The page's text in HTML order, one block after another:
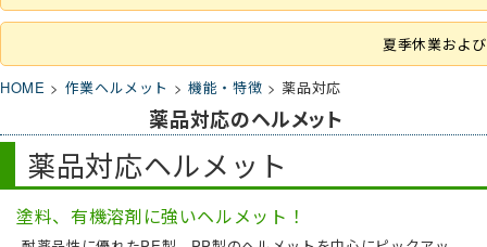
夏季休業およ
HOME 作業ヘルメット 機能・特徴 薬品対応
薬品対応のヘルメット
薬品対応ヘルメット
塗料、有機溶剤に強いヘルメット！